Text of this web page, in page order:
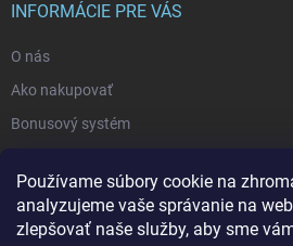
Používame súbory cookie na
analyzujeme vaše správanie na
zlepšovať naše služby, aby sme
INFORMÁCIE PRE VÁS
O nás
Ako nakupovať
Bonusový systém
Blog - najnovšie články
Obchodné podmienky